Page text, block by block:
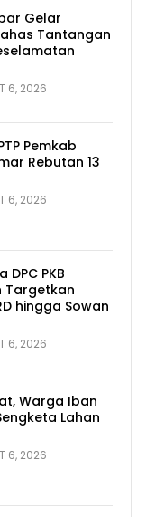
Gelar
Tantangan
6, 2026
Pemkab
Rebutan 13
6, 2026
PKB
Targetkan
hingga Sowan
6, 2026
Warga Iban
Lahan
6, 2026